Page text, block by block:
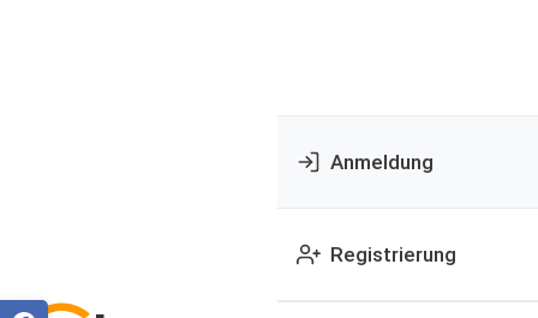
Anmeldung
Registrierung